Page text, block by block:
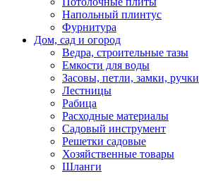
Напольный плинтус
Фурнитура
Дом, сад и огород
Ведра, строительные тазы
Емкости для воды
Засовы, петли, замки, ручки
Лестницы
Рабица
Расходные материалы
Садовый инструмент
Решетки садовые
Хозяйственные товары
Шланги